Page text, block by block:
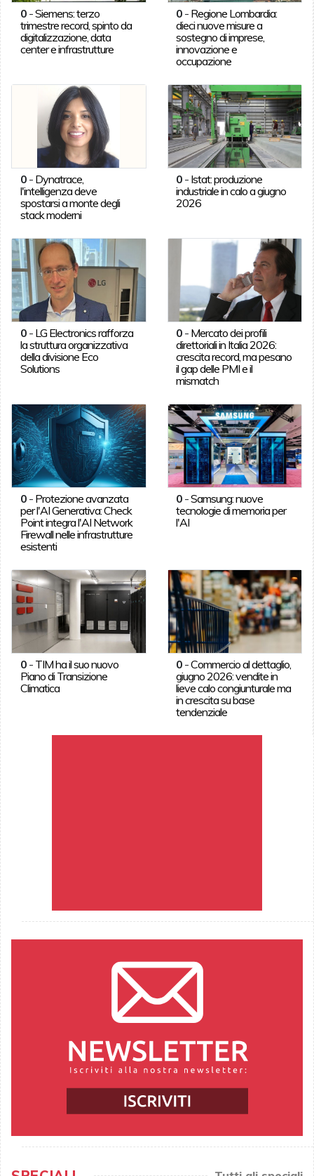
0-Siemens: terzo
trimestre record, spinto da
digitalizzazione, data
center e infrastrutture
0 - Regione Lombardia:
dieci nuove misure a
sostegno di imprese,
innovazione e
occupazione
0- Dynatrace,
l'intelligenza deve
spostarsi a monte degli
stack moderni
0 - Istat: produzione
industriale in calo a giugno
2026
0- LG Electronics rafforza
la struttura organizzativa
della divisione Eco
Solutions
0 - Mercato dei profili
direttoriali in Italia 2026:
crescita record, ma pesano
il gap delle PMI e il
mismatch
0- Protezione avanzata
per l'AI Generativa: Check
Point integra l'AI Network
Firewall nelle infrastrutture
esistenti
0 -Samsung: nuove
tecnologie di memoria per
l'AI
0- TIM ha il suo nuovo
Piano di Transizione
Climatica
0 -Commercio al dettaglio,
giugno 2026: vendite in
lieve calo congiunturale ma
in crescita su base
tendenziale